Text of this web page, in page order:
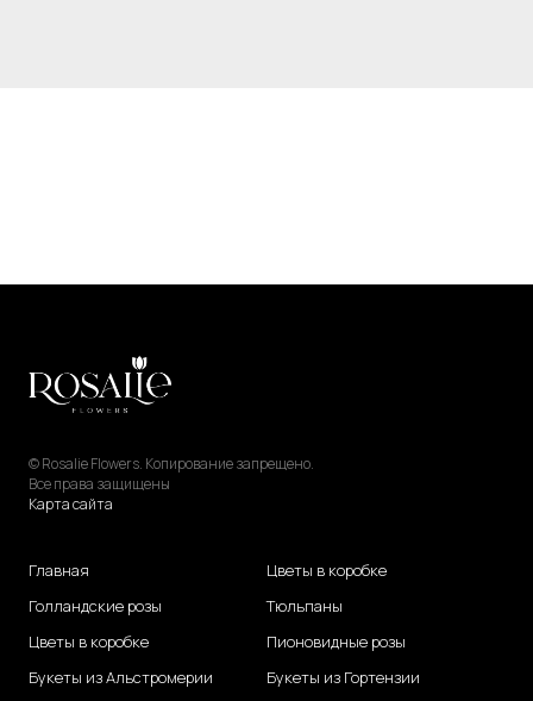
© Rosalie Flowers. Копирование запрещено.
Все права защищены
Карта сайта
Главная
Голландские розы
Цветы в коробке
Букеты из Альстромерии
Цветы в коробке
Тюльпаны
Пионовидные розы
Букеты из Гортензии